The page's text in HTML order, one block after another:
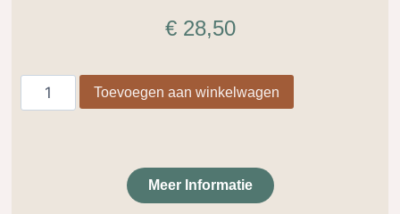
€28,50
Toevoegen aan winkelwagen
Meer Informatie